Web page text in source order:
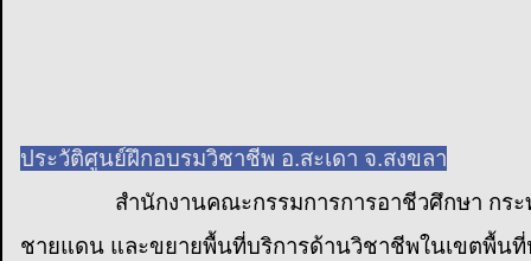
ประวัติศูนย์ฝึกอบรมวิชาชีพ อ.สะเดา จ.สงขลา
สำนักงานคณะกรรมการการอาชีวศึกษา กระทรว
ชายแดน และขยายพื้นที่บริการด้านวิชาชีพในเขตพื้น